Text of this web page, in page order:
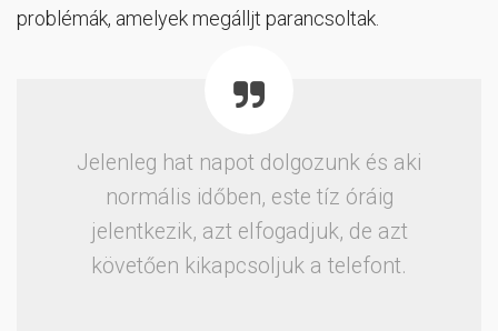
problémák, amelyek megálljt parancsoltak.
Jelenleg hat napot dolgozunk és aki
normális időben, este tíz óráig
jelentkezik, azt elfogadjuk, de azt
követően kikapcsoljuk a telefont.